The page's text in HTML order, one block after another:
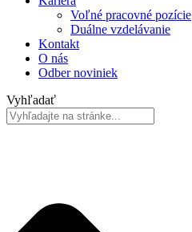
Voľné pracovné pozície
Duálne vzdelávanie
Kontakt
O nás
Odber noviniek
Vyhľadať